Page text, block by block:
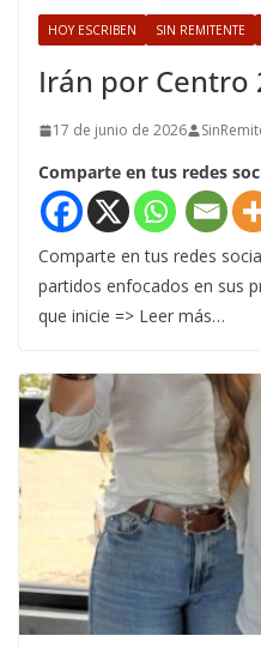
HOY ESCRIBEN SIN REMITENTE
Irán por Centro
17 de junio de 2026
Comparte en tus redes
Comparte en tus redes
partidos enfocados en sus
que inicie => Leer más…